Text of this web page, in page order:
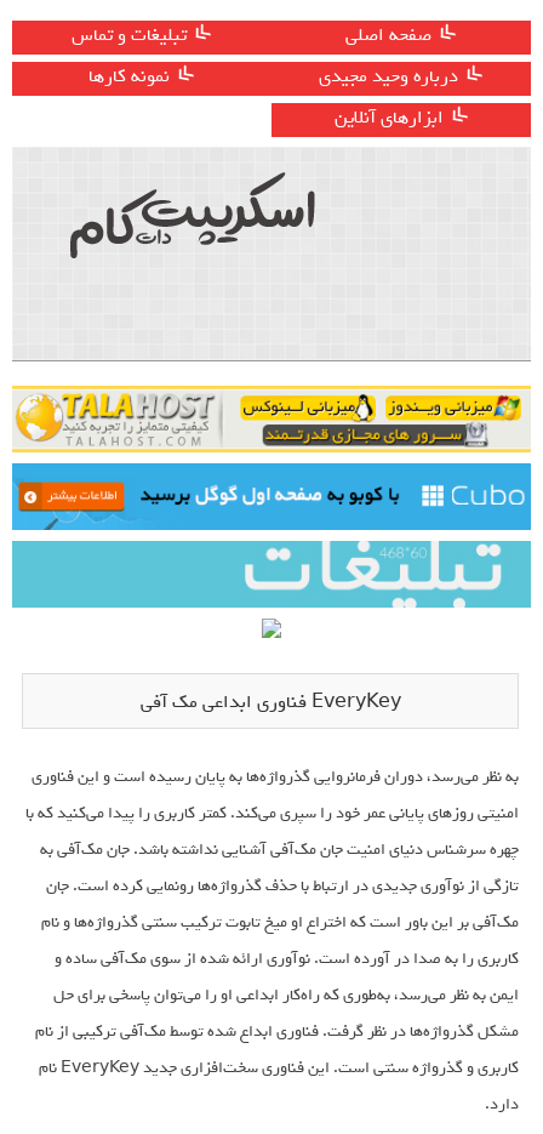
صفحه اصلی
تبلیغات و تماس
درباره وحید مجیدی
نمونه کارها
ابزارهای آنلاین
EveryKey فناوری ابداعی مک آفی
به نظر می‌رسد، دوران فرمانروایی گذرواژه‌ها به پایان رسیده است و این فناوری
امنیتی روزهای پایانی عمر خود را سپری می‌کند. کمتر کاربری را پیدا می‌کنید که با
چهره سرشناس دنیای امنیت جان مک‌آفی آشنایی نداشته باشد. جان مک‌آفی به
تازگی از نوآوری جدیدی در ارتباط با حذف گذرواژه‌ها رونمایی کرده است. جان
مک‌آفی بر این باور است که اختراع او میخ تابوت ترکیب سنتی گذرواژه‌ها و نام
کاربری را به صدا در آورده است. نوآوری ارائه شده از سوی مک‌آفی ساده و
ایمن به نظر می‌رسد، به‌طوری که راه‌کار ابداعی او را می‌‌توان پاسخی برای حل
مشکل گذرواژه‌ها در نظر گرفت. فناوری ابداع شده توسط مک‌آفی ترکیبی از نام
کاربری و گذرواژه‌ سنتی است. این فناوری سخت‌افزاری جدید EveryKey نام
دارد.